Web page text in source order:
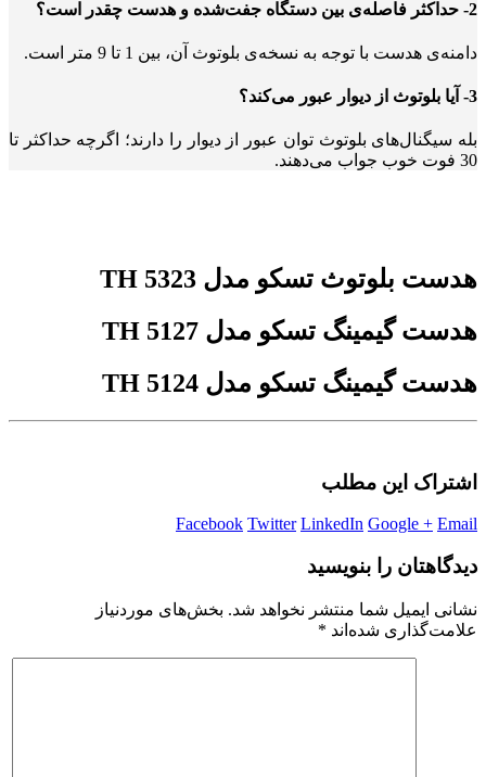
2- حداکثر فاصله‌ی بین دستگاه‌ جفت‌شده و هدست چقدر است؟
دامنه‌ی هدست با توجه به نسخه‌ی بلوتوث آن، بین 1 تا 9 متر است.
3- آیا بلوتوث از دیوار عبور می‌کند؟
بله سیگنال‌های بلوتوث توان عبور از دیوار را دارند؛ اگرچه حداکثر تا
30 فوت خوب جواب می‌دهند.
هدست بلوتوث تسکو مدل TH 5323
هدست گیمینگ تسکو مدل TH 5127
هدست گیمینگ تسکو مدل TH 5124
اشتراک این مطلب
Facebook Twitter LinkedIn Google + Email
دیدگاهتان را بنویسید
نشانی ایمیل شما منتشر نخواهد شد. بخش‌های موردنیاز
علامت‌گذاری شده‌اند *